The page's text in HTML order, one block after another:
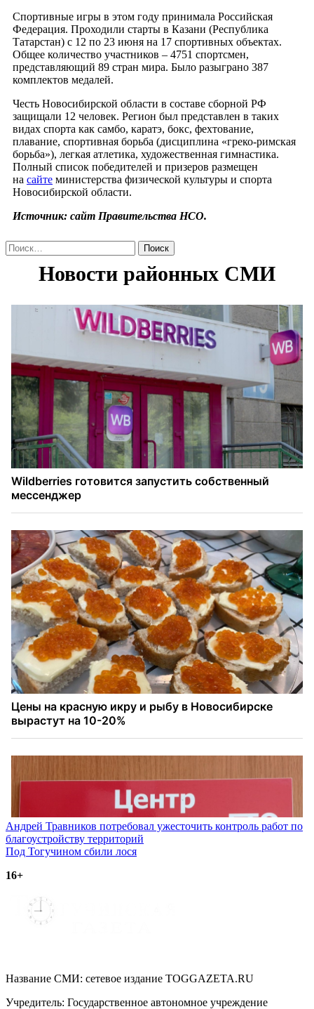
Спортивные игры в этом году принимала Российская
Федерация. Проходили старты в Казани (Республика
Татарстан) с 12 по 23 июня на 17 спортивных объектах.
Общее количество участников – 4751 спортсмен,
представляющий 89 стран мира. Было разыграно 387
комплектов медалей.
Честь Новосибирской области в составе сборной РФ
защищали 12 человек. Регион был представлен в таких
видах спорта как самбо, каратэ, бокс, фехтование,
плавание, спортивная борьба (дисциплина «греко-римская
борьба»), легкая атлетика, художественная гимнастика.
Полный список победителей и призеров размещен
на сайте министерства физической культуры и спорта
Новосибирской области.
Источник: сайт Правительства НСО.
Найти:
Навигация
по
записям
Андрей Травников потребовал ужесточить контроль работ по
благоустройству территорий
Под Тогучином сбили лося
16+
Название СМИ: cетевое издание TOGGAZETA.RU
Учредитель: Государственное автономное учреждение